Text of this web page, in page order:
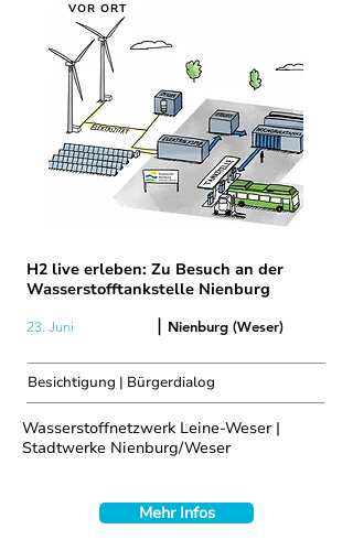
VOR ORT
H2 live erleben: Zu Besuch an der
Wasserstofftankstelle Nienburg
23. Juni | Nienburg (Weser)
Besichtigung | Bürgerdialog
Wasserstoffnetzwerk Leine-Weser |
Stadtwerke Nienburg/Weser
Mehr Infos